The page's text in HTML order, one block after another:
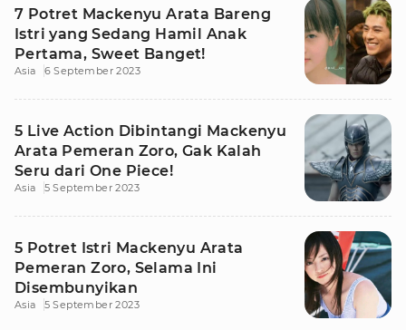
7 Potret Mackenyu Arata Bareng
Istri yang Sedang Hamil Anak
Pertama, Sweet Banget!
Asia 6 September 2023
5 Live Action Dibintangi Mackenyu
Arata Pemeran Zoro, Gak Kalah
Seru dari One Piece!
Asia 5 September 2023
5 Potret Istri Mackenyu Arata
Pemeran Zoro, Selama Ini
Disembunyikan
Asia 5 September 2023